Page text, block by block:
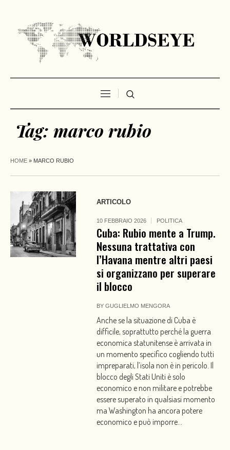
Tag: marco rubio
HOME » MARCO RUBIO
ARTICOLO
10 FEBBRAIO 2026 POLITICA
Cuba: Rubio mente a Trump.
Nessuna trattativa con
l’Havana mentre altri paesi
si organizzano per superare
il blocco
BYGUGLIELMO MENGORA
Anche se la situazione di Cuba è
difficile, soprattutto perché la guerra
economica statunitense è arrivata in
un momento specifico cogliendo tutti
impreparati, l’isola non è in pericolo. Il
blocco degli Stati Uniti è solo
economico e non militare e potrebbe
essere superato in qualsiasi momento
ma Washington ha ancora potere
economico e può imporre...